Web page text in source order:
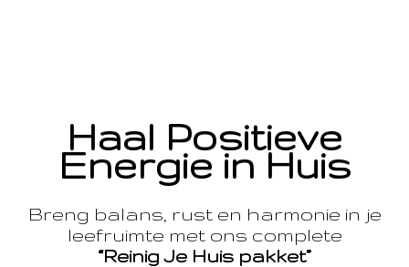
Haal Positieve
Energie in Huis
Breng balans, rust en harmonie in je
leefruimte met ons complete
“Reinig Je Huis pakket”